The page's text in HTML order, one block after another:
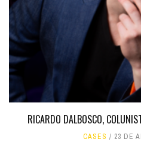
RICARDO DALBOSCO,
CASES 23 DE